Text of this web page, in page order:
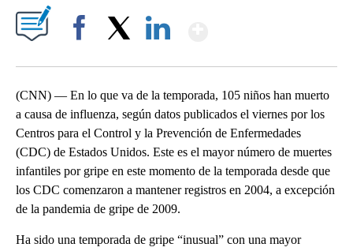
(CNN) — En lo que va de la temporada, 105 niños han muerto
a causa de influenza, según datos publicados el viernes por los
Centros para el Control y la Prevención de Enfermedades
(CDC) de Estados Unidos. Este es el mayor número de muertes
infantiles por gripe en este momento de la temporada desde que
los CDC comenzaron a mantener registros en 2004, a excepción
de la pandemia de gripe de 2009.
Ha sido una temporada de gripe “inusual” con una mayor